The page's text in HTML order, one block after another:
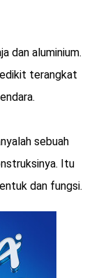
dan aluminium.
terangkat
sebuah
Itu
dan fungsi.